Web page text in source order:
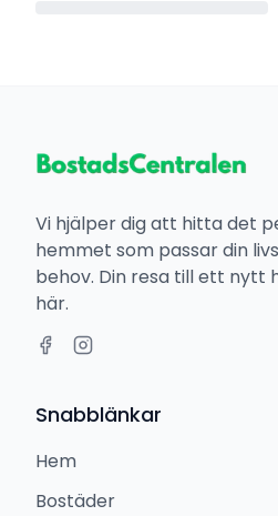
Vi hjälper dig att hitta det
hemmet som passar din
behov. Din resa till ett nytt
här.
Snabblänkar
Hem
Bostäder